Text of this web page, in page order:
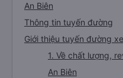
An Biên
Thông tin tuyến đường
Giới thiệu tuyến đường
1. Về chất lượng,
An Biên